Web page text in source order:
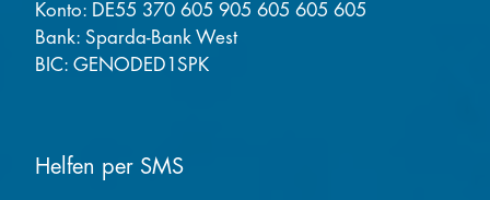
Konto: DE55 370 605 905 605 605 605
Bank: Sparda-Bank West
BIC: GENODED1SPK
Helfen per SMS